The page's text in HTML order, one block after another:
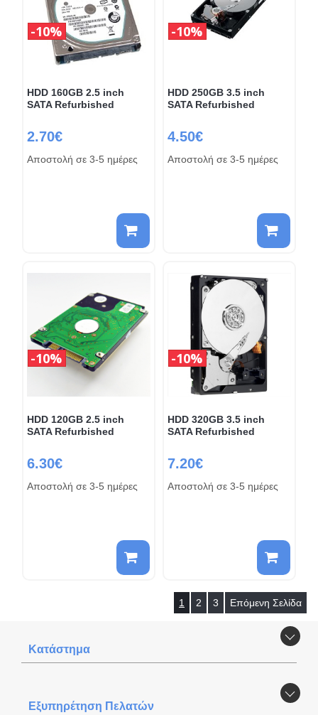
HDD 160GB 2.5 inch
SATA Refurbished
2.70€
10%
Αποστολή σε 3-5 ημέρες
HDD 250GB 3.5 inch
SATA Refurbished
4.50€
10%
Αποστολή σε 3-5 ημέρες
HDD 120GB 2.5 inch
SATA Refurbished
6.30€
10%
Αποστολή σε 3-5 ημέρες
HDD 320GB 3.5 inch
SATA Refurbished
7.20€
10%
Αποστολή σε 3-5 ημέρες
1 2 3 Επόμενη Σελίδα
Κατάστημα
Εξυπηρέτηση Πελατών